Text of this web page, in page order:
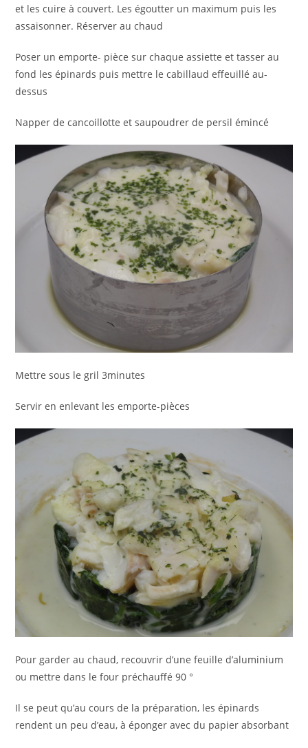
et les cuire à couvert. Les égoutter un maximum puis les
assaisonner. Réserver au chaud
Poser un emporte- pièce sur chaque assiette et tasser au
fond les épinards puis mettre le cabillaud effeuillé au-
dessus
Napper de cancoillotte et saupoudrer de persil émincé
Mettre sous le gril 3minutes
Servir en enlevant les emporte-pièces
Pour garder au chaud, recouvrir d’une feuille d’aluminium
ou mettre dans le four préchauffé 90 °
Il se peut qu’au cours de la préparation, les épinards
rendent un peu d’eau, à éponger avec du papier absorbant